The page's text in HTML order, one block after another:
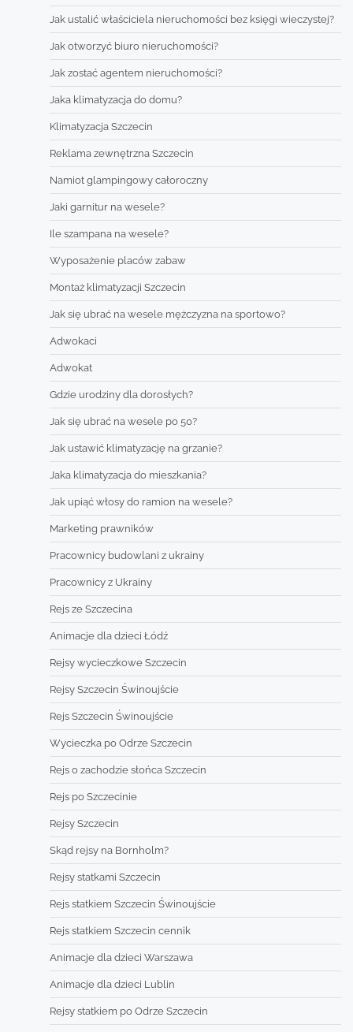
Jak ustalić właściciela nieruchomości bez księgi wieczystej?
Jak otworzyć biuro nieruchomości?
Jak zostać agentem nieruchomości?
Jaka klimatyzacja do domu?
Klimatyzacja Szczecin
Reklama zewnętrzna Szczecin
Namiot glampingowy całoroczny
Jaki garnitur na wesele?
Ile szampana na wesele?
Wyposażenie placów zabaw
Montaż klimatyzacji Szczecin
Jak się ubrać na wesele mężczyzna na sportowo?
Adwokaci
Adwokat
Gdzie urodziny dla dorosłych?
Jak się ubrać na wesele po 50?
Jak ustawić klimatyzację na grzanie?
Jaka klimatyzacja do mieszkania?
Jak upiąć włosy do ramion na wesele?
Marketing prawników
Pracownicy budowlani z ukrainy
Pracownicy z Ukrainy
Rejs ze Szczecina
Animacje dla dzieci Łódź
Rejsy wycieczkowe Szczecin
Rejsy Szczecin Świnoujście
Rejs Szczecin Świnoujście
Wycieczka po Odrze Szczecin
Rejs o zachodzie słońca Szczecin
Rejs po Szczecinie
Rejsy Szczecin
Skąd rejsy na Bornholm?
Rejsy statkami Szczecin
Rejs statkiem Szczecin Świnoujście
Rejs statkiem Szczecin cennik
Animacje dla dzieci Warszawa
Animacje dla dzieci Lublin
Rejsy statkiem po Odrze Szczecin